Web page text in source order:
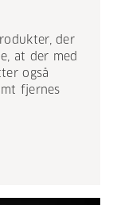
der
at der med
også
fjernes